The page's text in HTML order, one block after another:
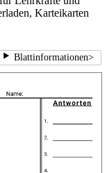
Karteikarten
Blattinformationen>